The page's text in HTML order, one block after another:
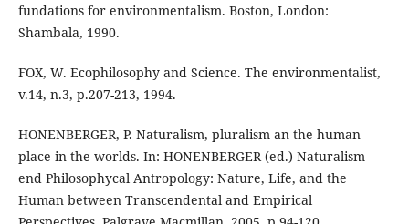
fundations for environmentalism. Boston, London:
Shambala, 1990.
FOX, W. Ecophilosophy and Science. The environmentalist,
v.14, n.3, p.207-213, 1994.
HONENBERGER, P. Naturalism, pluralism an the human
place in the worlds. In: HONENBERGER (ed.) Naturalism
end Philosophycal Antropology: Nature, Life, and the
Human between Transcendental and Empirical